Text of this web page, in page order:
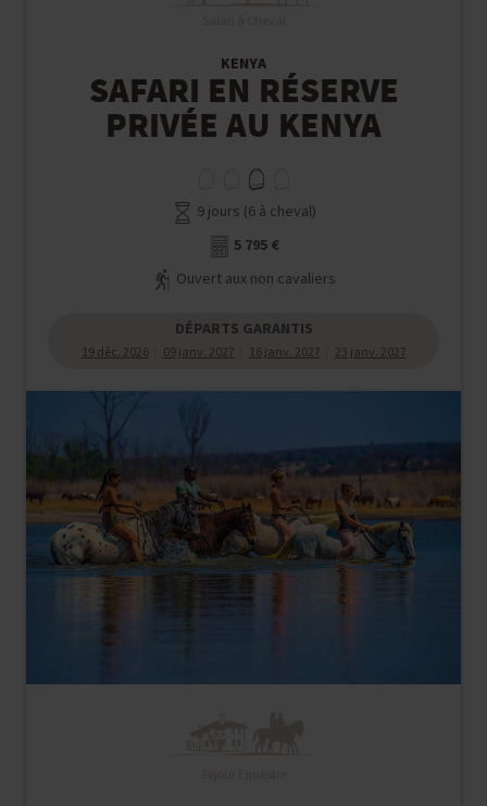
KENYA
SAFARI EN RÉSERVE
PRIVÉE AU KENYA
9 jours (6 à cheval)
5 795 €
Ouvert aux non cavaliers
DÉPARTS GARANTIS
19 déc. 2026 09 janv. 2027 16 janv. 2027 23 janv. 2027